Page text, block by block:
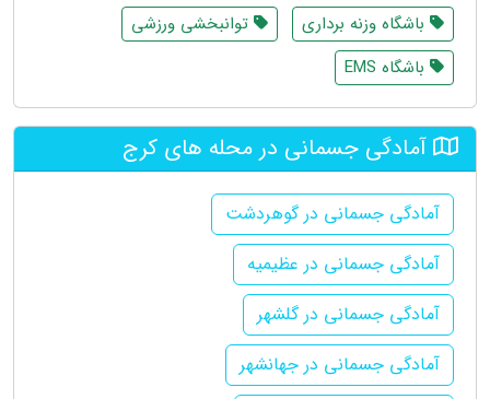
باشگاه وزنه برداری
توانبخشی ورزشی
باشگاه EMS
آمادگی جسمانی در محله های کرج
آمادگی جسمانی در گوهردشت
آمادگی جسمانی در عظیمیه
آمادگی جسمانی در گلشهر
آمادگی جسمانی در جهانشهر